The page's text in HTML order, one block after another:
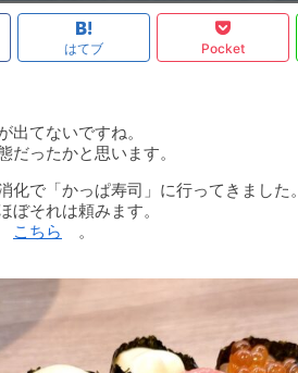
はてブ Pocket
てないですね。
だったかと思います。
で「かっぱ寿司」に行ってきました。
ぼそれは頼みます。
こちら 。